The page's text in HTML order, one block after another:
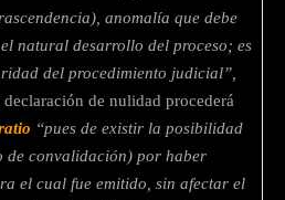
anomalía que debe
natural desarrollo del proceso; es
del procedimiento judicial”,
de nulidad procederá
“pues de existir la posibilidad
de convalidación) por haber
el cual fue emitido, sin afectar el